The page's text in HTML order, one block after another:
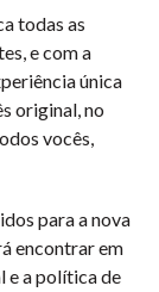
todas as
e com a
única
original, no
vocês,
para a nova
encontrar em
e a política de